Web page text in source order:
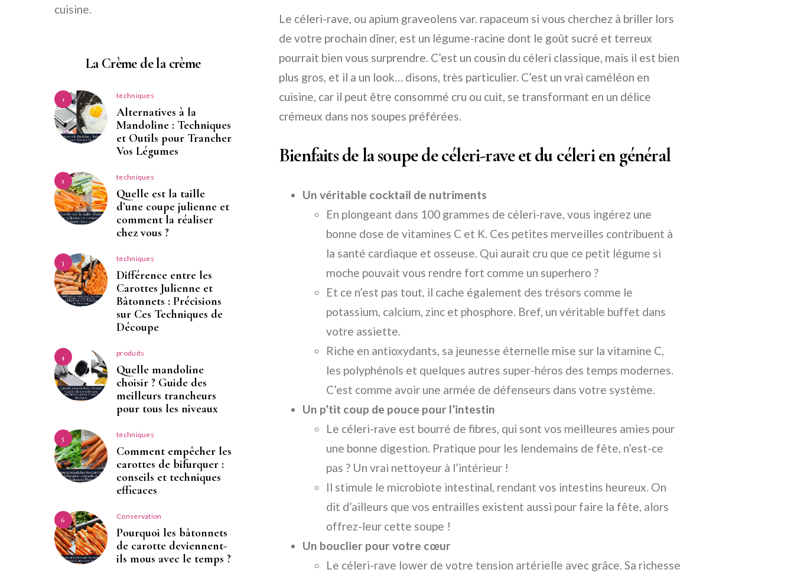
Le céleri-rave, ou apium graveolens var. rapaceum si vous cherchez à briller lors
de votre prochain dîner, est un légume-racine dont le goût sucré et terreux
pourrait bien vous surprendre. C’est un cousin du céleri classique, mais il est bien
plus gros, et il a un look… disons, très particulier. C’est un vrai caméléon en
cuisine, car il peut être consommé cru ou cuit, se transformant en un délice
crémeux dans nos soupes préférées.
Bienfaits de la soupe de céleri-rave et du céleri en général
Un véritable cocktail de nutriments
En plongeant dans 100 grammes de céleri-rave, vous ingérez une
bonne dose de vitamines C et K. Ces petites merveilles contribuent à
la santé cardiaque et osseuse. Qui aurait cru que ce petit légume si
moche pouvait vous rendre fort comme un superhero ?
Et ce n’est pas tout, il cache également des trésors comme le
potassium, calcium, zinc et phosphore. Bref, un véritable buffet dans
votre assiette.
Riche en antioxydants, sa jeunesse éternelle mise sur la vitamine C,
les polyphénols et quelques autres super-héros des temps modernes.
C’est comme avoir une armée de défenseurs dans votre système.
Un p’tit coup de pouce pour l’intestin
Le céleri-rave est bourré de fibres, qui sont vos meilleures amies pour
une bonne digestion. Pratique pour les lendemains de fête, n’est-ce
pas ? Un vrai nettoyeur à l’intérieur !
Il stimule le microbiote intestinal, rendant vos intestins heureux. On
dit d’ailleurs que vos entrailles existent aussi pour faire la fête, alors
offrez-leur cette soupe !
Un bouclier pour votre cœur
Le céleri-rave lower de votre tension artérielle avec grâce. Sa richesse
cuisine.
La Crème de la crème
1 techniques
Alternatives à la
Mandoline : Techniques
et Outils pour Trancher
Vos Légumes
2 techniques
Quelle est la taille
d’une coupe julienne et
comment la réaliser
chez vous ?
3 techniques
Différence entre les
Carottes Julienne et
Bâtonnets : Précisions
sur Ces Techniques de
Découpe
4 produits
Quelle mandoline
choisir ? Guide des
meilleurs trancheurs
pour tous les niveaux
5 techniques
Comment empêcher les
carottes de bifurquer :
conseils et techniques
efficaces
6 Conservation
Pourquoi les bâtonnets
de carotte deviennent-
ils mous avec le temps ?